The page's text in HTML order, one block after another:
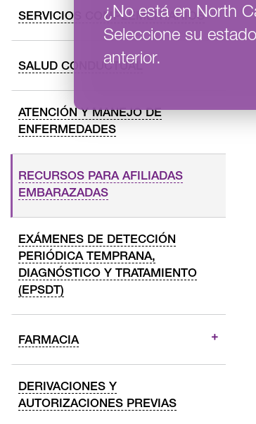
¿No está en North
Seleccione su
anterior.
SERVICIOS COMPLEMENTARIOS
SALUD CONDUCTUAL
ATENCIÓN Y MANEJO DE
ENFERMEDADES
RECURSOS PARA AFILIADAS
EMBARAZADAS
EXÁMENES DE DETECCIÓN
PERIÓDICA TEMPRANA,
DIAGNÓSTICO Y TRATAMIENTO
(EPSDT)
FARMACIA
DERIVACIONES Y
AUTORIZACIONES PREVIAS